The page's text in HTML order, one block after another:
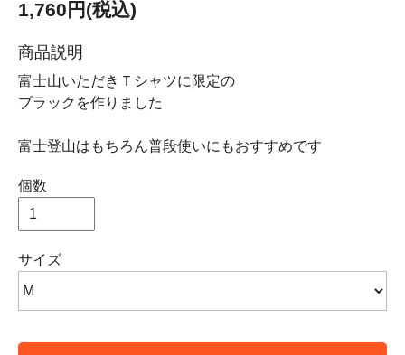
1,760円(税込)
商品説明
富士山いただきＴシャツに限定の
ブラックを作りました
富士登山はもちろん普段使いにもおすすめです
個数
サイズ